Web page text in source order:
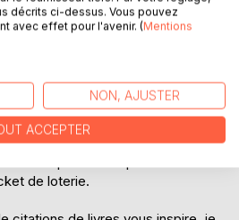
la première et dernière
ne sais comment ? Mais depuis
l'habitude de lire ces deux
un livre, en espérant à
de loterie.
décrits ci-dessus. Vous pouvez
avec effet pour l'avenir. (Mentions
NON, AJUSTER
ACCEPTER